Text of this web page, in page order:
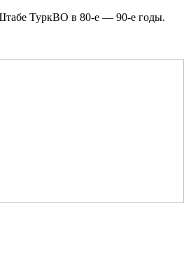
ТуркВО в 80-е — 90-е годы.